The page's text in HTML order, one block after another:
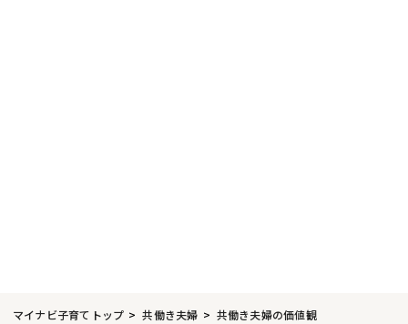
マイナビ子育てトップ 共働き夫婦
共働き夫婦の価値観